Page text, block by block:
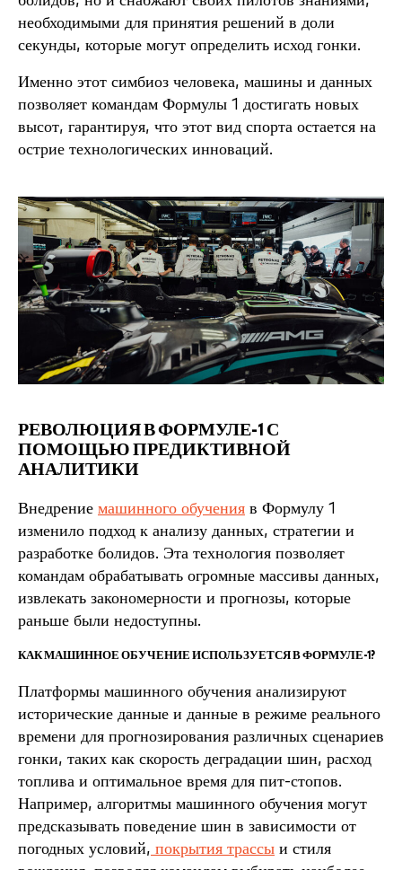
необходимыми для принятия решений в доли
секунды, которые могут определить исход гонки.
Именно этот симбиоз человека, машины и данных
позволяет командам Формулы 1 достигать новых
высот, гарантируя, что этот вид спорта остается на
острие технологических инноваций.
РЕВОЛЮЦИЯ В ФОРМУЛЕ-1 С
ПОМОЩЬЮ ПРЕДИКТИВНОЙ
АНАЛИТИКИ
Внедрение машинного обучения в Формулу 1
изменило подход к анализу данных, стратегии и
разработке болидов. Эта технология позволяет
командам обрабатывать огромные массивы данных,
извлекать закономерности и прогнозы, которые
раньше были недоступны.
КАК МАШИННОЕ ОБУЧЕНИЕ ИСПОЛЬЗУЕТСЯ В ФОРМУЛЕ-1?
Платформы машинного обучения анализируют
исторические данные и данные в режиме реального
времени для прогнозирования различных сценариев
гонки, таких как скорость деградации шин, расход
топлива и оптимальное время для пит-стопов.
Например, алгоритмы машинного обучения могут
предсказывать поведение шин в зависимости от
погодных условий, покрытия трассы и стиля